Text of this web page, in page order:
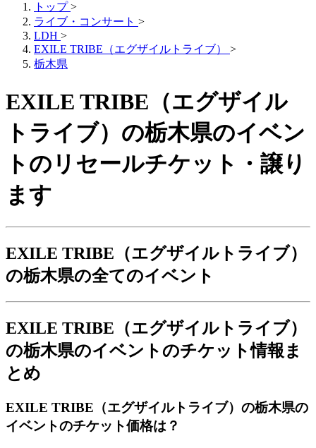
トップ >
ライブ・コンサート >
LDH >
EXILE TRIBE（エグザイルトライブ）
>
栃木県
EXILE TRIBE（エグザイル
トライブ）の栃木県のイベン
トのリセールチケット・譲り
ます
EXILE TRIBE（エグザイルトライブ）
の栃木県の全てのイベント
EXILE TRIBE（エグザイルトライブ）
の栃木県のイベントのチケット情報ま
とめ
EXILE TRIBE（エグザイルトライブ）の栃木県の
イベントのチケット価格は？